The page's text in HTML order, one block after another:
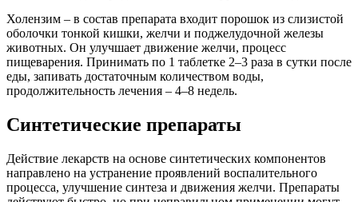
Холензим – в состав препарата входит порошок из слизистой
оболочки тонкой кишки, желчи и поджелудочной железы
животных. Он улучшает движение желчи, процесс
пищеварения. Принимать по 1 таблетке 2–3 раза в сутки после
еды, запивать достаточным количеством воды,
продолжительность лечения – 4–8 недель.
Синтетические препараты
Действие лекарств на основе синтетических компонентов
направлено на устранение проявлений воспалительного
процесса, улучшение синтеза и движения желчи. Препараты